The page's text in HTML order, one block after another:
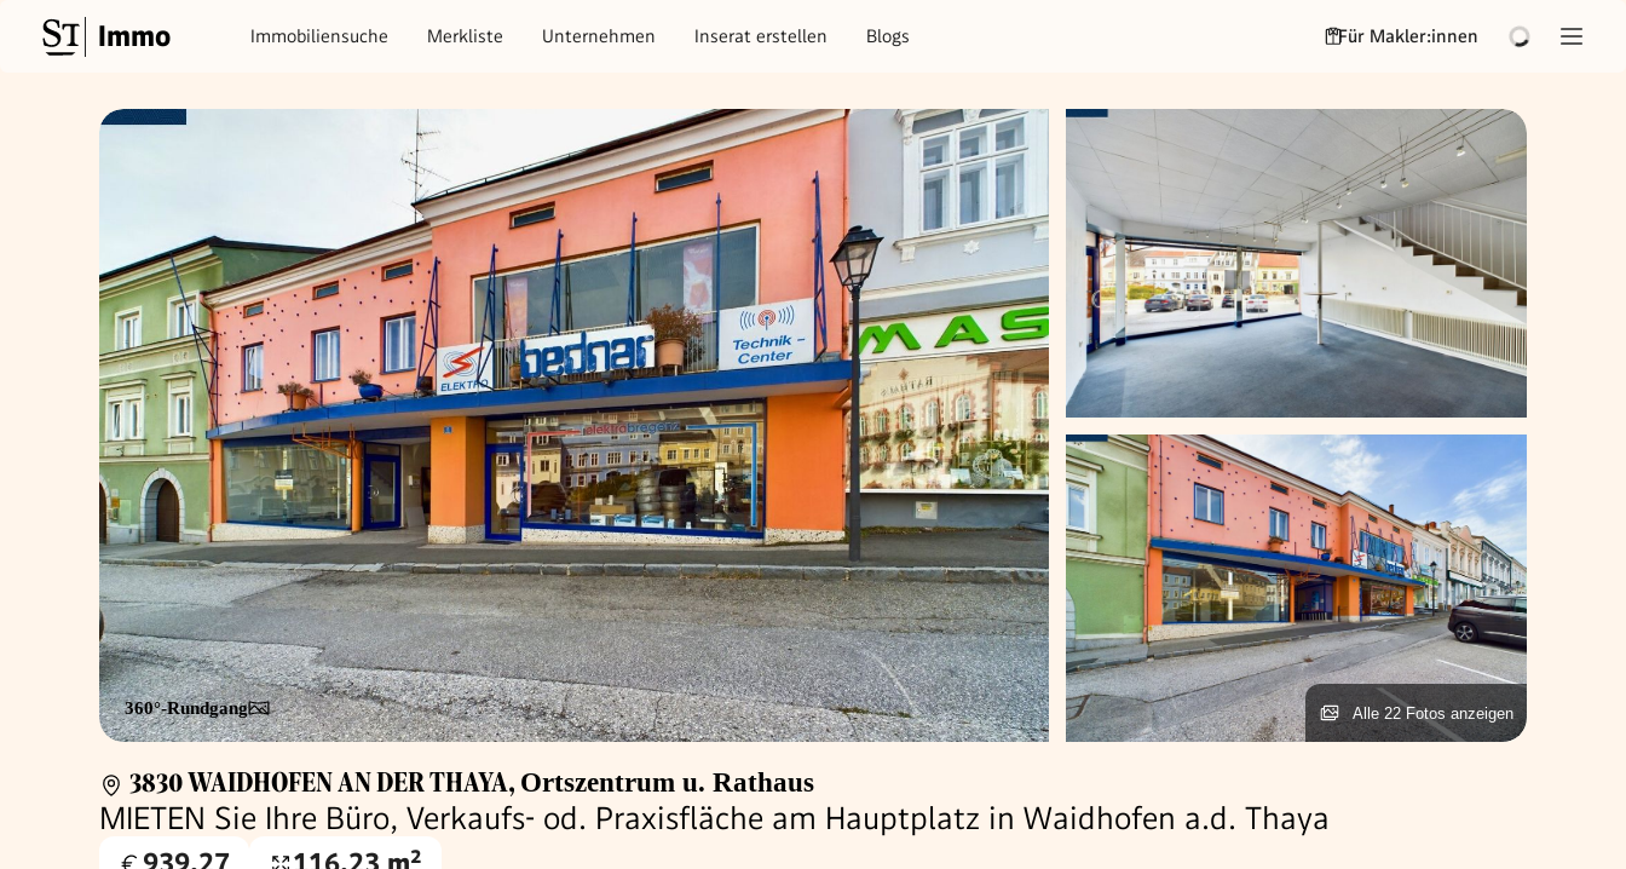
Immo Immobiliensuche Merkliste Unternehmen Inserat erstellen Blogs Für Makler:innen
360°-Rundgang Alle 22 Fotos anzeigen
3830 WAIDHOFEN AN DER THAYA, Ortszentrum u. Rathaus
MIETEN Sie Ihre Büro, Verkaufs- od. Praxisfläche am Hauptplatz in Waidhofen a.d. Thaya